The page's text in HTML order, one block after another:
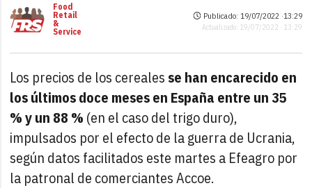
Food
Retail
&
Service
Publicado: 19/07/2022 ·13:29
Actualizado: 19/07/2022 · 13:29
Los precios de los cereales se han encarecido en
los últimos doce meses en España entre un 35
% y un 88 % (en el caso del trigo duro),
impulsados por el efecto de la guerra de Ucrania,
según datos facilitados este martes a Efeagro por
la patronal de comerciantes Accoe.